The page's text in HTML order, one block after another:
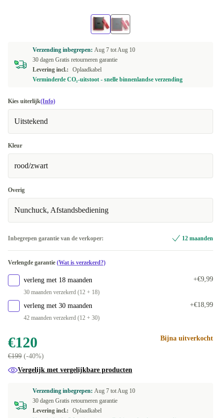
Verzending inbegrepen: Aug 7 totAug 10
30 dagen Gratis retourneren garantie
Levering incl.:
Oplaadkabel
Verminderde CO₂-uitstoot - snelle binnenlandse verzending
Kies uiterlijk(Info)
Uitstekend
Kleur
rood/zwart
Overig
Nunchuck, Afstandsbediening
Inbegrepen garantie van de verkoper: 12 maanden
Verlengde garantie (Wat is verzekerd?)
verleng met 18 maanden
30 maanden verzekerd (12 + 18)
+€9,99
verleng met 30 maanden
42 maanden verzekerd (12 + 30)
+€18,99
€120
€199 (-40%)
Bijna uitverkocht
Vergelijk met vergelijkbare producten
Verzending inbegrepen: Aug 7 totAug 10
30 dagen Gratis retourneren garantie
Levering incl.:
Oplaadkabel